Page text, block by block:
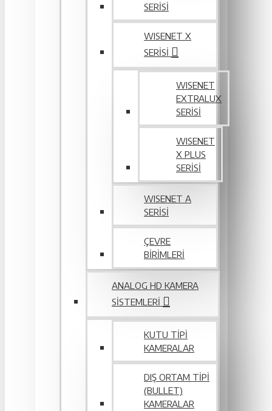
SERİSİ
WISENET X
SERİSİ
WISENET
EXTRALUX
SERISI
WISENET
X PLUS
SERISI
WISENET A
SERİSİ
ÇEVRE
BIRIMLERI
ANALOG HD KAMERA
SISTEMLERI
KUTU TIPI
KAMERALAR
DIŞ ORTAM TIPI
(BULLET)
KAMERALAR